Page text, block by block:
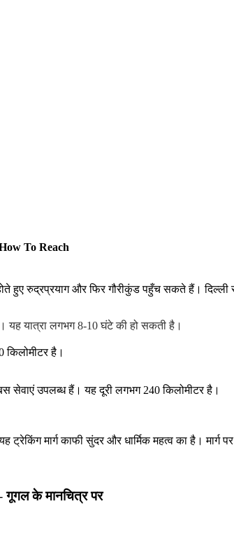
To Reach
हुए रुद्रप्रयाग और फिर गौरीकुंड पहुँच सकते हैं।
यह यात्रा लगभग 8-10 घंटे की हो सकती है।
है।
सेवाएं उपलब्ध हैं। यह दूरी लगभग 240 किलोमीटर है।
मार्ग काफी सुंदर और धार्मिक महत्व का है। मार्ग
गूगल के मानचित्र पर